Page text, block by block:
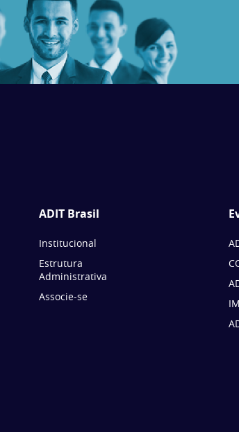
ADIT Brasil
Institucional
Estrutura
Administrativa
Associe-se